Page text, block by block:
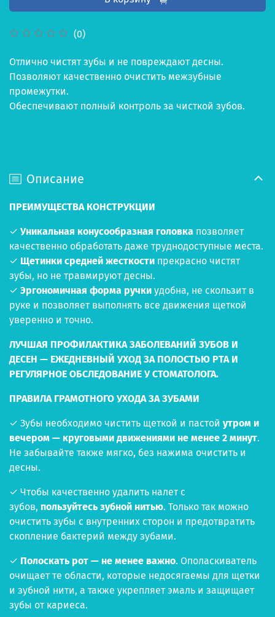
(0)
Отлично чистят зубы и не повреждают десны.
Позволяют качественно очистить межзубные
промежутки.
Обеспечивают полный контроль за чисткой зубов.
Описание
ПРЕИМУЩЕСТВА КОНСТРУКЦИИ
✓ Уникальная конусообразная головка позволяет
качественно обработать даже труднодоступные места.
✓ Щетинки средней жесткости прекрасно чистят
зубы, но не травмируют десны.
✓ Эргономичная форма ручки удобна, не скользит в
руке и позволяет выполнять все движения щеткой
уверенно и точно.
ЛУЧШАЯ ПРОФИЛАКТИКА ЗАБОЛЕВАНИЙ ЗУБОВ И
ДЕСЕН — ЕЖЕДНЕВНЫЙ УХОД ЗА ПОЛОСТЬЮ РТА И
РЕГУЛЯРНОЕ ОБСЛЕДОВАНИЕ У СТОМАТОЛОГА.
ПРАВИЛА ГРАМОТНОГО УХОДА ЗА ЗУБАМИ
✓ Зубы необходимо чистить щеткой и пастой утром и
вечером — круговыми движениями не менее 2 минут.
Не забывайте также мягко, без нажима очистить и
десны.
✓ Чтобы качественно удалить налет с
зубов, пользуйтесь зубной нитью. Только так можно
очистить зубы с внутренних сторон и предотвратить
скопление бактерий между зубами.
✓ Полоскать рот — не менее важно. Ополаскиватель
очищает те области, которые недосягаемы для щетки
и зубной нити, а также укрепляет эмаль и защищает
зубы от кариеса.